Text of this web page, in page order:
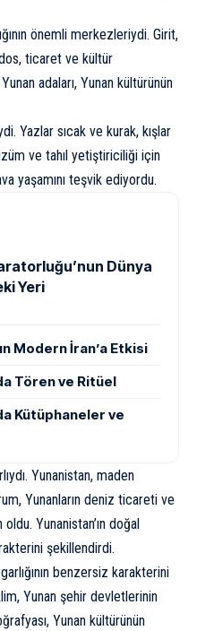
önemli merkezleriydi. Girit,
ticaret ve kültür
adaları, Yunan kültürünün
Yazlar sıcak ve kurak, kışlar
ve tahıl yetiştiriciliği için
yaşamını teşvik ediyordu.
Dünya
Yeri
Modern İran’a Etkisi
Tören ve Ritüel
Kütüphaneler ve
Yunanistan, maden
Yunanların deniz ticareti ve
Yunanistan’ın doğal
şekillendirdi.
benzersiz karakterini
Yunan şehir devletlerinin
Yunan kültürünün